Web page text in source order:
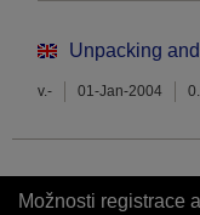
Unpacking
v.- 01-Jan-2004
Možnosti registrace